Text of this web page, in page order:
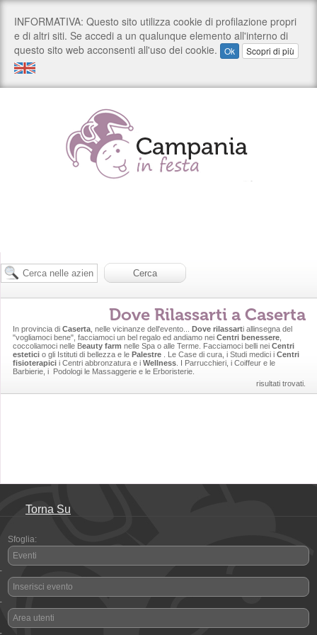
Dove Rilassarti a Caserta
In provincia di Caserta , nelle vicinanze dell'evento... Dove rilassarti allinsegna del
"vogliamoci bene", facciamoci un bel regalo ed andiamo nei Centri benessere
coccoliamoci nelle Beauty farm nelle Spa o alle Terme. Facciamoci belli nei Centri
estetici o gli Istituti di bellezza e le Palestre . Le Case di cura, i Studi medici i Centri
fisioterapici i Centri abbronzatura e i Wellness . I Parrucchieri, i Coiffeur e le
Barbierie, i Podologi le Massaggerie e le Erboristerie.
risultati trovati.
Torna Su
Sfoglia:
Eventi
-
Inserisci evento
-
Area utenti
-